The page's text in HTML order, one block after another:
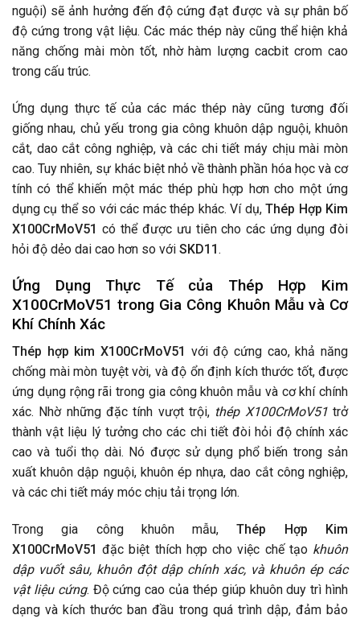
nguội) sẽ ảnh hưởng đến độ cứng đạt được và sự phân bố
độ cứng trong vật liệu. Các mác thép này cũng thể hiện khả
năng chống mài mòn tốt, nhờ hàm lượng cacbit crom cao
trong cấu trúc.
Ứng dụng thực tế của các mác thép này cũng tương đối
giống nhau, chủ yếu trong gia công khuôn dập nguội, khuôn
cắt, dao cắt công nghiệp, và các chi tiết máy chịu mài mòn
cao. Tuy nhiên, sự khác biệt nhỏ về thành phần hóa học và cơ
tính có thể khiến một mác thép phù hợp hơn cho một ứng
dụng cụ thể so với các mác thép khác. Ví dụ,Thép Hợp Kim
X100CrMoV51 có thể được ưu tiên cho các ứng dụng đòi
hỏi độ dẻo dai cao hơn so với SKD11.
Ứng Dụng Thực Tế của Thép Hợp Kim
X100CrMoV51 trong Gia Công Khuôn Mẫu và Cơ
Khí Chính Xác
Thép hợp kim X100CrMoV51 với độ cứng cao, khả năng
chống mài mòn tuyệt vời, và độ ổn định kích thước tốt, được
ứng dụng rộng rãi trong gia công khuôn mẫu và cơ khí chính
xác. Nhờ những đặc tính vượt trội, thép X100CrMoV51trở
thành vật liệu lý tưởng cho các chi tiết đòi hỏi độ chính xác
cao và tuổi thọ dài. Nó được sử dụng phổ biến trong sản
xuất khuôn dập nguội, khuôn ép nhựa, dao cắt công nghiệp,
và các chi tiết máy móc chịu tải trọng lớn.
Trong gia công khuôn mẫu,Thép Hợp Kim
X100CrMoV51 đặc biệt thích hợp cho việc chế tạo khuôn
dập vuốt sâu, khuôn đột dập chính xác, và khuôn ép các
vật liệu cứng. Độ cứng cao của thép giúp khuôn duy trì hình
dạng và kích thước ban đầu trong quá trình dập, đảm bảo